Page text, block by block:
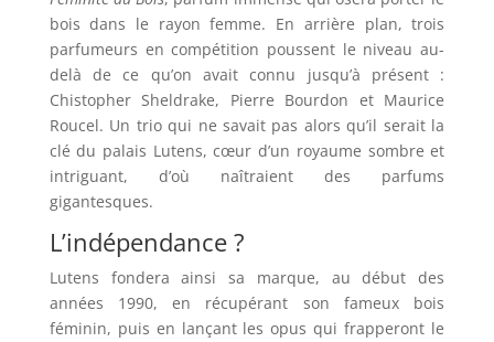
bois dans le rayon femme. En arrière plan, trois
parfumeurs en compétition poussent le niveau au-
delà de ce qu’on avait connu jusqu’à présent :
Chistopher Sheldrake, Pierre Bourdon et Maurice
Roucel. Un trio qui ne savait pas alors qu’il serait la
clé du palais Lutens, cœur d’un royaume sombre et
intriguant, d’où naîtraient des parfums
gigantesques.
L’indépendance ?
Lutens fondera ainsi sa marque, au début des
années 1990, en récupérant son fameux bois
féminin, puis en lançant les opus qui frapperont le